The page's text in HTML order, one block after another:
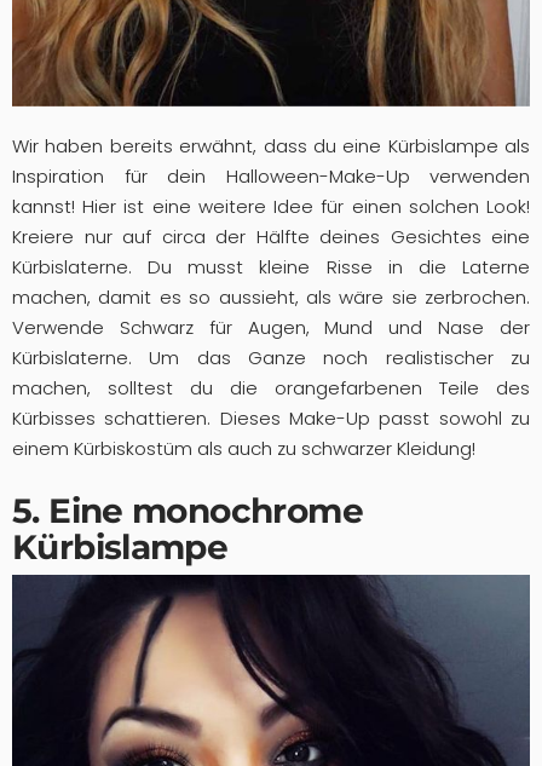
Wir haben bereits erwähnt, dass du eine Kürbislampe als
Inspiration für dein Halloween-Make-Up verwenden
kannst! Hier ist eine weitere Idee für einen solchen Look!
Kreiere nur auf circa der Hälfte deines Gesichtes eine
Kürbislaterne. Du musst kleine Risse in die Laterne
machen, damit es so aussieht, als wäre sie zerbrochen.
Verwende Schwarz für Augen, Mund und Nase der
Kürbislaterne. Um das Ganze noch realistischer zu
machen, solltest du die orangefarbenen Teile des
Kürbisses schattieren. Dieses Make-Up passt sowohl zu
einem Kürbiskostüm als auch zu schwarzer Kleidung!
5. Eine monochrome
Kürbislampe